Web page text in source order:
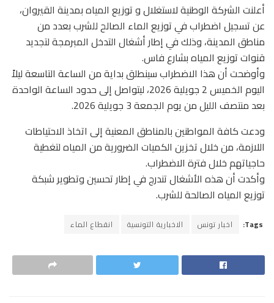
أعلنت الشركة الوطنية لاستغلال و توزيع المياه بمدينة القيروان،
عن تسجيل اضطراب في توزيع الماء الصالح للشرب بعدد من
مناطق المدينة، وذلك في إطار أشغال التدخل المبرمجة لتجديد
قنوات توزيع المياه بشارع فاس.
وأوضحت أن هذا الاضطراب سينطلق بداية من الساعة التاسعة ليلاً
اليوم الخميس 2 جويلية 2026، ليتواصل إلى حدود الساعة الواحدة
بعد منتصف الليل من يوم الجمعة 3 جويلية 2026.
ودعت كافة المواطنين بالمناطق المعنية إلى اتخاذ الاحتياطات
اللازمة، من خلال تخزين الكميات الضرورية من المياه لتغطية
حاجياتهم خلال فترة الاضطراب.
وأكدت أن هذه الأشغال تندرج في إطار تحسين وتطوير شبكة
توزيع المياه الصالحة للشرب.
Tags: اخبار تونس الاخبارية التونسية انقطاع الماء